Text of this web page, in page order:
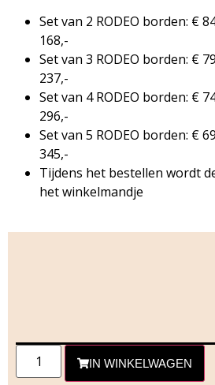
Set van 2 RODEO borden: €
168,-
Set van 3 RODEO borden: €
237,-
Set van 4 RODEO borden: €
296,-
Set van 5 RODEO borden: €
345,-
Tijdens het bestellen wordt
het winkelmandje
IN WINKELWAGEN